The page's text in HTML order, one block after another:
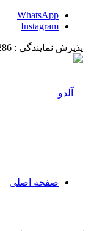
WhatsApp
Instagram
پذیرش نمایندگی : 09123724286
صفحه اصلی